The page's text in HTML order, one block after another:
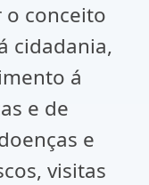
conceito
cidadania,
á
e de
e
visitas